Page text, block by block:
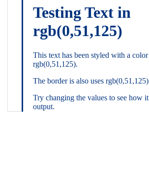
div class="textColor borderColor"
< h1>Testing Text in rgb(0,51,125)